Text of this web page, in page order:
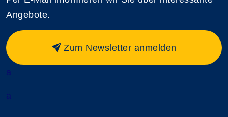
Angebote.
Zum Newsletter anmelden
a
a